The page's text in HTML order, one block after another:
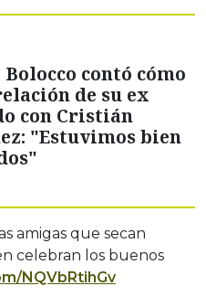
contó cómo
de su ex
con Cristián
"Estuvimos bien
amigas que secan
celebran los buenos
NQVbRtihGv